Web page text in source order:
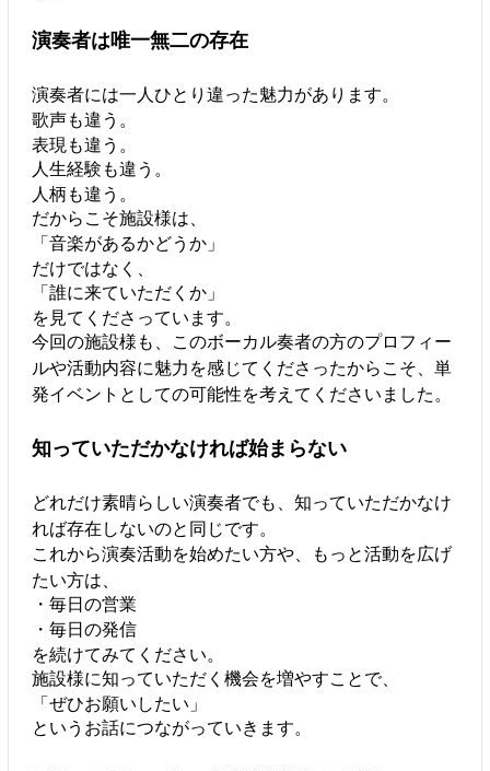
演奏者は唯一無二の存在
演奏者には一人ひとり違った魅力があります。
歌声も違う。
表現も違う。
人生経験も違う。
人柄も違う。
だからこそ施設様は、
「音楽があるかどうか」
だけではなく、
「誰に来ていただくか」
を見てくださっています。
今回の施設様も、このボーカル奏者の方のプロフィー
ルや活動内容に魅力を感じてくださったからこそ、単
発イベントとしての可能性を考えてくださいました。
知っていただかなければ始まらない
どれだけ素晴らしい演奏者でも、知っていただかなけ
れば存在しないのと同じです。
これから演奏活動を始めたい方や、もっと活動を広げ
たい方は、
・毎日の営業
・毎日の発信
を続けてみてください。
施設様に知っていただく機会を増やすことで、
「ぜひお願いしたい」
というお話につながっていきます。